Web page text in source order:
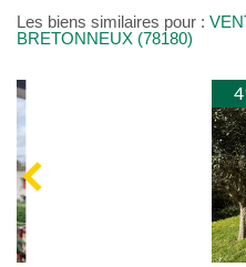
Les biens similaires pour :
BRETONNEUX (78180)
410 000 €